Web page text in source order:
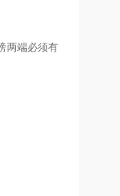
两端必须有